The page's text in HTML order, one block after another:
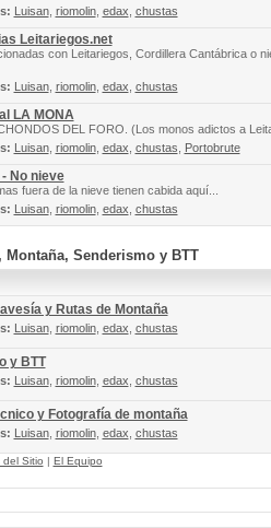
Luisan, riomolin, edax chustas
Leitariegos.net
con Leitariegos, Cordillera Cantábrica o
Luisan, riomolin, edax chustas
LA MONA
DEL FORO. (Los monos adictos a
Luisan, riomolin, edax chustas Portobrute
- No nieve
fuera de la nieve tienen cabida aquí...
Luisan, riomolin, edax chustas
Montaña, Senderismo y BTT
y Rutas de Montaña
Luisan, riomolin, edax chustas
y BTT
Luisan, riomolin, edax chustas
y Fotografía de montaña
Luisan, riomolin, edax chustas
del Sitio | El Equipo